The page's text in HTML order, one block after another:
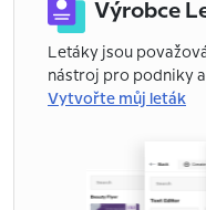
Výrobce
Letáky jsou
nástroj pro podniky
Vytvořte můj leták